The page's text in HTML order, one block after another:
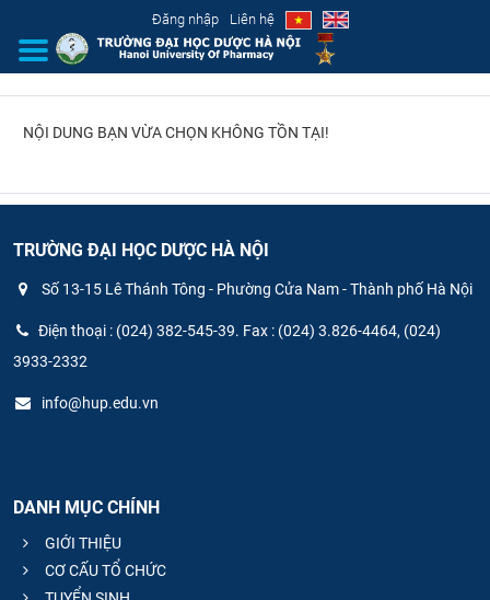
Đăng nhập Liên hệ
GIỚI THIỆU
CƠ CẤU TỔ CHỨC
TUYỂN SINH
ĐẢM BẢO CHẤT LƯỢNG
KHOA HỌC CÔNG NGHỆ
CỰU NGƯỜI HỌC
NỘI DUNG BẠN VỪA CHỌN KHÔNG TỒN TẠI!
TRƯỜNG ĐẠI HỌC DƯỢC HÀ NỘI
Số 13-15 Lê Thánh Tông - Phường Cửa Nam - Thành phố Hà Nội
Điện thoại : (024) 382-545-39. Fax : (024) 3.826-4464, (024)
3933-2332
info@hup.edu.vn
DANH MỤC CHÍNH
GIỚI THIỆU
CƠ CẤU TỔ CHỨC